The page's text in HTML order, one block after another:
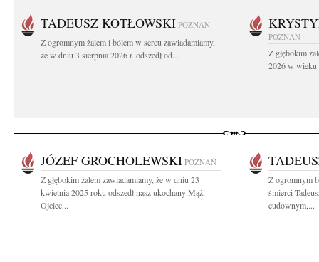
TADEUSZ KOTŁOWSKI POZNAŃ
Z ogromnym żalem i bólem w sercu zawiadamiamy,
że w dniu 3 sierpnia 2026 r. odszedł od...
POZNAŃ
Z głębokim
2026 w wieku
JÓZEF GROCHOLEWSKI POZNAŃ
Z głębokim żalem zawiadamiamy, że w dniu 23
kwietnia 2025 roku odszedł nasz ukochany Mąż,
Ojciec...
Z ogromnym
śmierci
cudownym,...